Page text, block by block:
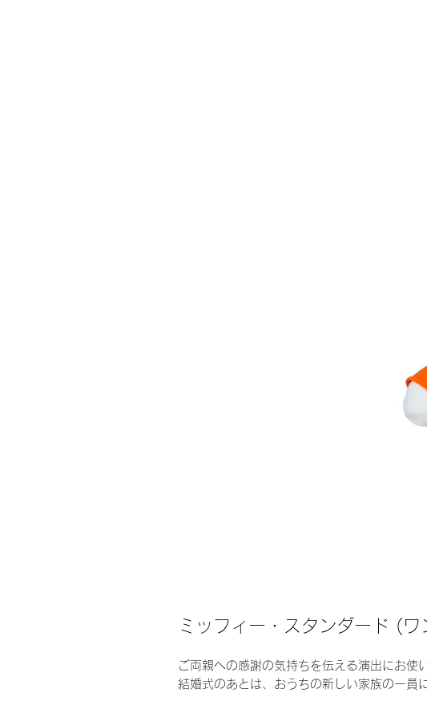
ミッフィー・スタンダード (ワ
ご両親への感謝の気持ちを伝える演出にお使
結婚式のあとは、おうちの新しい家族の一員に